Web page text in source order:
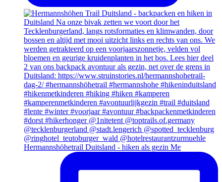
Hermannshöhetrail Duitsland - hiken als gezin Me